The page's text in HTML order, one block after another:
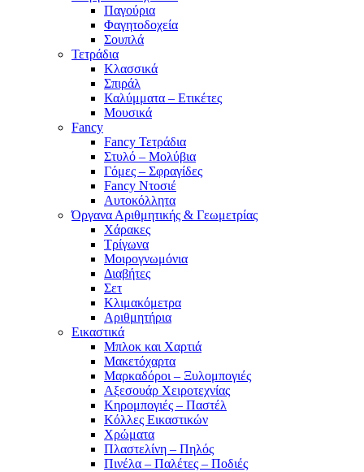
Παγούρια
Φαγητοδοχεία
Σουπλά
Τετράδια
Κλασσικά
Σπιράλ
Καλύμματα – Ετικέτες
Μουσικά
Fancy
Fancy Τετράδια
Στυλό – Μολύβια
Γόμες – Σφραγίδες
Fancy Ντοσιέ
Αυτοκόλλητα
Όργανα Αριθμητικής & Γεωμετρίας
Χάρακες
Τρίγωνα
Mοιρογνωμόνια
Διαβήτες
Σετ
Κλιμακόμετρα
Αριθμητήρια
Εικαστικά
Μπλοκ και Χαρτιά
Μακετόχαρτα
Μαρκαδόροι – Ξυλομπογιές
Αξεσουάρ Χειροτεχνίας
Κηρομπογιές – Παστέλ
Κόλλες Εικαστικών
Χρώματα
Πλαστελίνη – Πηλός
Πινέλα – Παλέτες – Ποδιές